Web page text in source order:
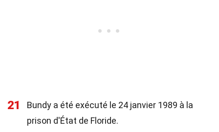
21
Bundy a été exécuté le 24 janvier 1989 à la
prison d'État de Floride.